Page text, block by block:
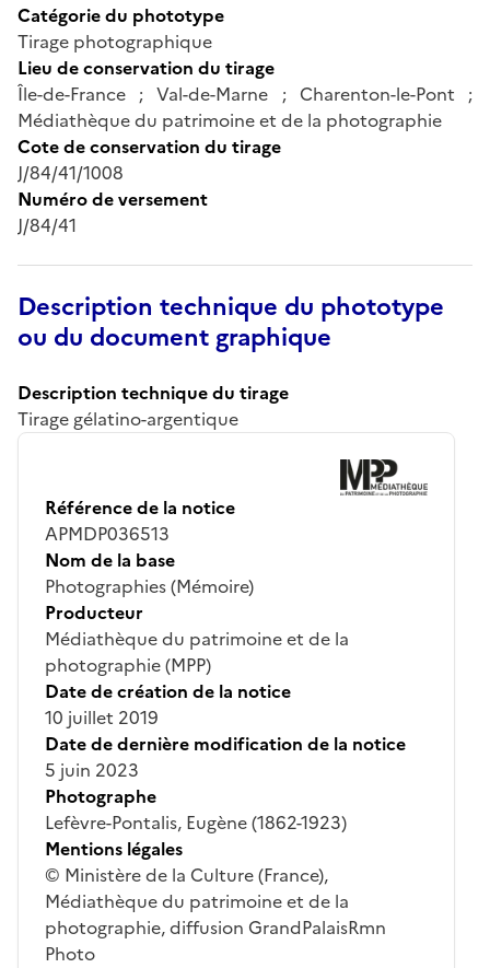
Catégorie du phototype
Tirage photographique
Lieu de conservation du tirage
Île-de-France ; Val-de-Marne ; Charenton-le-Pont ;
Médiathèque du patrimoine et de la photographie
Cote de conservation du tirage
J/84/41/1008
Numéro de versement
J/84/41
Description technique du phototype
ou du document graphique
Description technique du tirage
Tirage gélatino-argentique
Référence de la notice
APMDP036513
Nom de la base
Photographies (Mémoire)
Producteur
Médiathèque du patrimoine et de la
photographie (MPP)
Date de création de la notice
10 juillet 2019
Date de dernière modification de la notice
5 juin 2023
Photographe
Lefèvre-Pontalis, Eugène (1862-1923)
Mentions légales
© Ministère de la Culture (France),
Médiathèque du patrimoine et de la
photographie, diffusion GrandPalaisRmn
Photo